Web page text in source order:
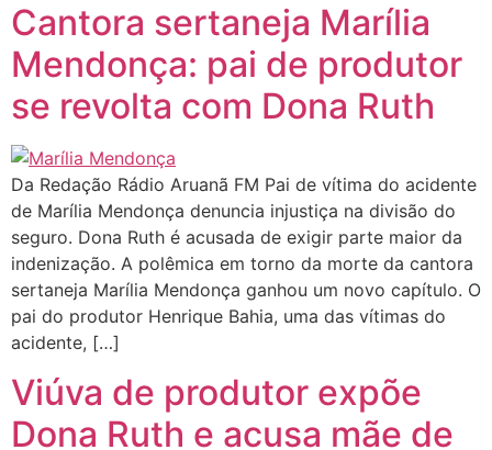
Cantora sertaneja Marília
Mendonça: pai de produtor
se revolta com Dona Ruth
Da Redação Rádio Aruanã FM Pai de vítima do acidente
de Marília Mendonça denuncia injustiça na divisão do
seguro. Dona Ruth é acusada de exigir parte maior da
indenização. A polêmica em torno da morte da cantora
sertaneja Marília Mendonça ganhou um novo capítulo. O
pai do produtor Henrique Bahia, uma das vítimas do
acidente, […]
Viúva de produtor expõe
Dona Ruth e acusa mãe de